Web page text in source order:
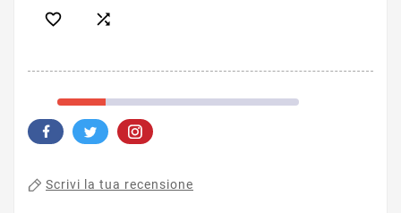
 
Scrivi la tua recensione